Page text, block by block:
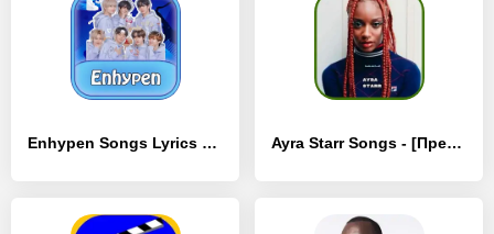
Enhypen Songs Lyrics Popular - [Премиум версия] Ayra Starr Songs - [Премиум версия]